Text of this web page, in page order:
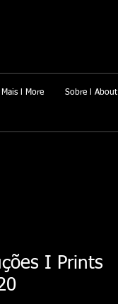
Mais l More Sobre l About
I Prints